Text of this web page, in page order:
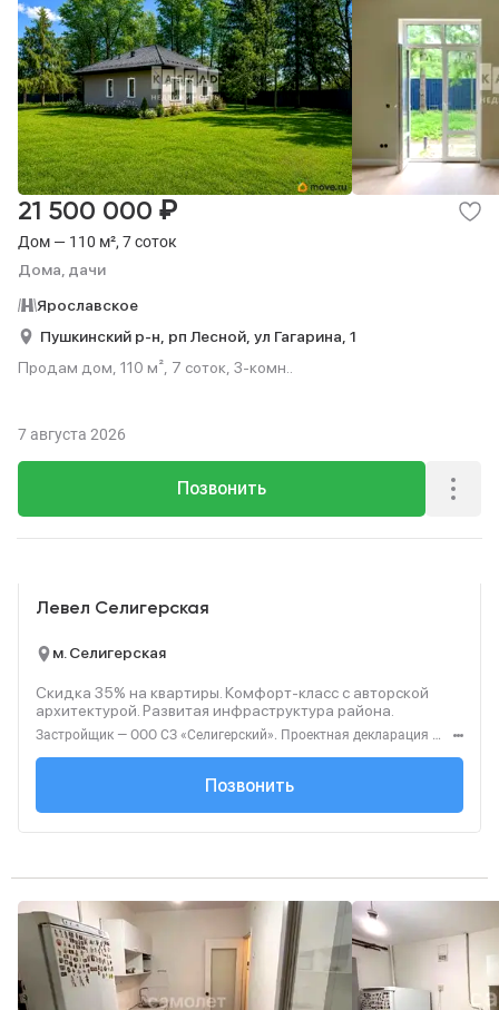
Дом — 110 м², 7 соток
Дома, дачи
21 500 000 ₽
Ярославское
Пушкинский р-н, рп Лесной, ул Гагарина, 1
Продам дом, 110 м², 7 соток, 3-комн..
Позвонить
7 августа 2026
Левел Селигерская
м. Селигерская
Скидка 35% на квартиры. Комфорт‑класс с авторской
архитектурой. Развитая инфраструктура района.
Застройщик — ООО СЗ «Селигерский». Проектная декларация — наш.дом.рф. Акция до 28.02.26. Не оферта. Подробности — Level.ru
+7 (495) 127-68-...
Позвонить